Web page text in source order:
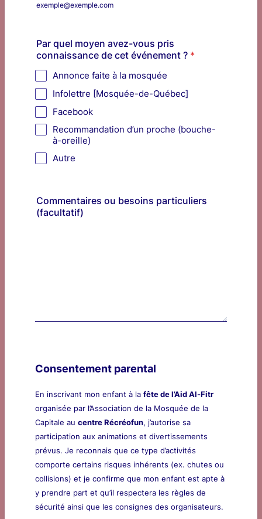
exemple@exemple.com
Par quel moyen avez-vous pris
connaissance de cet événement ? *
Annonce faite à la mosquée
Infolettre [Mosquée-de-Québec]
Facebook
Recommandation d’un proche (bouche-
à-oreille)
Autre
Commentaires ou besoins particuliers
(facultatif)
Consentement parental
En inscrivant mon enfant à la fête de l’Aid Al-Fitr
organisée par l’Association de la Mosquée de la
Capitale au centre Récréofun, j’autorise sa
participation aux animations et divertissements
prévus. Je reconnais que ce type d’activités
comporte certains risques inhérents (ex. chutes ou
collisions) et je confirme que mon enfant est apte à
y prendre part et qu’il respectera les règles de
sécurité ainsi que les consignes des organisateurs.